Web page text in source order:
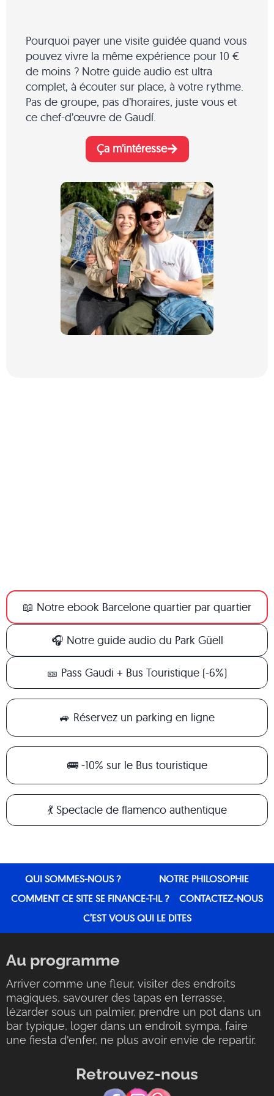
Pourquoi payer une visite guidée quand vous
pouvez vivre la même expérience pour 10 €
de moins ? Notre guide audio est ultra
complet, à écouter sur place, à votre rythme.
Pas de groupe, pas d’horaires, juste vous et
ce chef-d’œuvre de Gaudí.
Ça m’intéresse
📖 Notre ebook Barcelone quartier par quartier
🎧 Notre guide audio du Park Güell
🎫 Pass Gaudi + Bus Touristique (-6%)
🚙 Réservez un parking en ligne
🚌 -10% sur le Bus touristique
💃 Spectacle de flamenco authentique
QUI SOMMES-NOUS ?
NOTRE PHILOSOPHIE
COMMENT CE SITE SE FINANCE-T-IL ?
CONTACTEZ-NOUS
C’EST VOUS QUI LE DITES
Au programme
Arriver comme une fleur, visiter des endroits
magiques, savourer des tapas en terrasse,
lézarder sous un palmier, prendre un pot dans un
bar typique, loger dans un endroit sympa, faire
une fiesta d'enfer, ne plus avoir envie de repartir.
Retrouvez-nous